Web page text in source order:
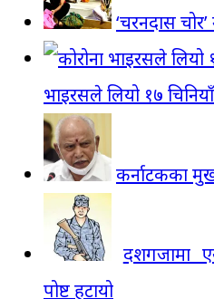
‘चरनदास
भाइरसले लियो १७
कर्नाटकका
दशगजामा
पोष्ट हटायो